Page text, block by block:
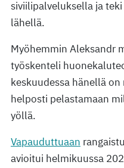
siviilipalveluksella ja
lähellä.
Myöhemmin Aleksandr
työskenteli
keskuudessa hänellä
helposti pelastamaan
yöllä.
Vapauduttuaan
avioitui helmikuussa